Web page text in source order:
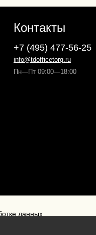
Контакты
+7 (495) 477-56-25
info@tdofficetorg.ru
Пн—Пт 09:00—18:00
данных